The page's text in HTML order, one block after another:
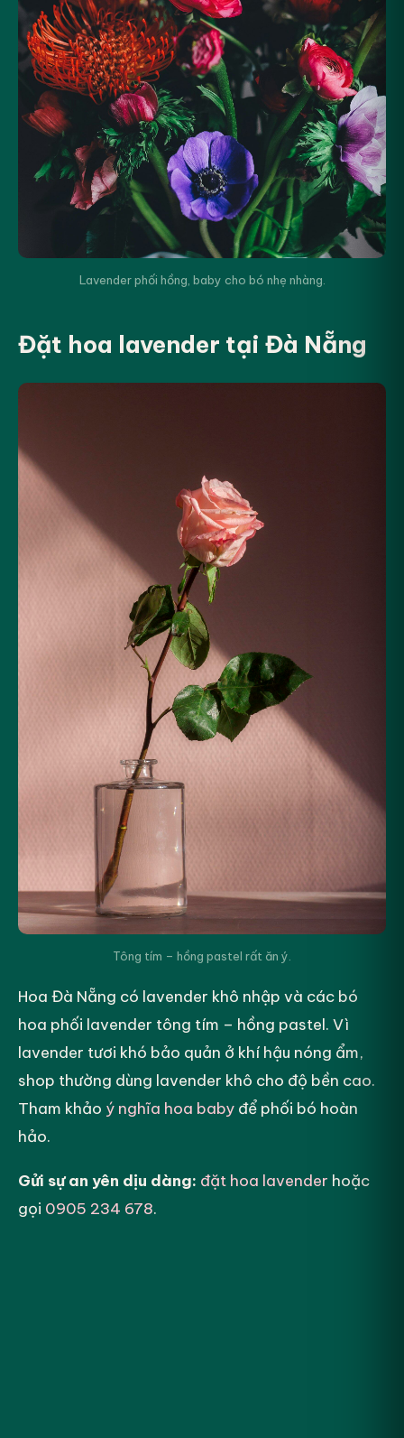
Lavender phối hồng, baby cho bó nhẹ nhàng.
Đặt hoa lavender tại Đà Nẵng
Tông tím – hồng pastel rất ăn ý.
Hoa Đà Nẵng có lavender khô nhập và các bó
hoa phối lavender tông tím – hồng pastel. Vì
lavender tươi khó bảo quản ở khí hậu nóng ẩm,
shop thường dùng lavender khô cho độ bền cao.
Tham khảo ý nghĩa hoa baby để phối bó hoàn
hảo.
Gửi sự an yên dịu dàng: đặt hoa lavender hoặc
gọi 0905 234 678.